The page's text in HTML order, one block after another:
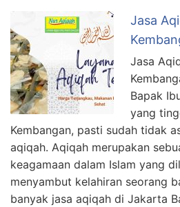
Jasa
Jasa
Bapak
yang
Kembangan, pasti sudah tidak
aqiqah. Aqiqah merupakan
keagamaan dalam Islam yang
menyambut kelahiran seorang
banyak jasa aqiqah di Jakarta